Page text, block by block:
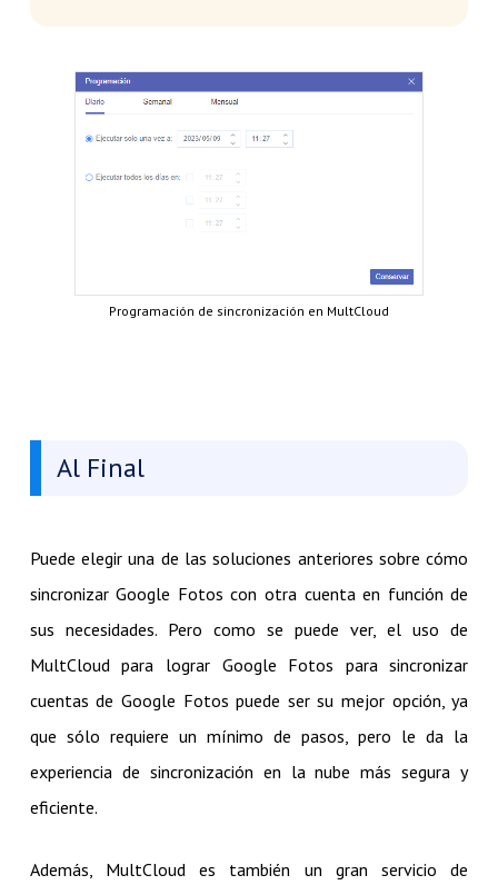
Programación de sincronización en MultCloud
Al Final
Puede elegir una de las soluciones anteriores sobre cómo
sincronizar Google Fotos con otra cuenta en función de
sus necesidades. Pero como se puede ver, el uso de
MultCloud para lograr Google Fotos para sincronizar
cuentas de Google Fotos puede ser su mejor opción, ya
que sólo requiere un mínimo de pasos, pero le da la
experiencia de sincronización en la nube más segura y
eficiente.
Además, MultCloud es también un gran servicio de